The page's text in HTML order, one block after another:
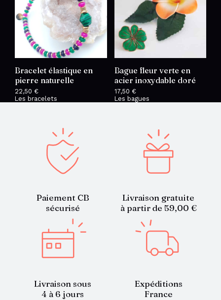
Bracelet élastique en
pierre naturelle
22,50 €
Les bracelets
Bague fleur verte en
acier inoxydable doré
17,50 €
Les bagues
Paiement CB
sécurisé
Livraison gratuite
à partir de 59,00 €
Livraison sous
4 à 6 jours
Expéditions
France